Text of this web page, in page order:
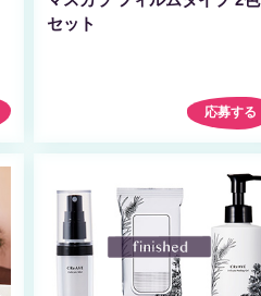
セット
応募する